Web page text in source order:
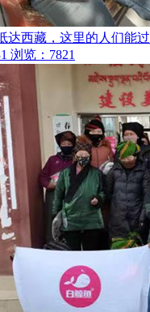
达西藏，这里的人们能过
浏览：7821